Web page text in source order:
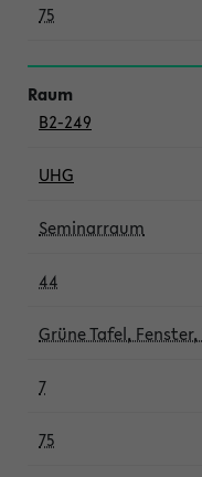
75
B2-249
UHG
Seminarraum
44
Grüne Tafel,
7
75